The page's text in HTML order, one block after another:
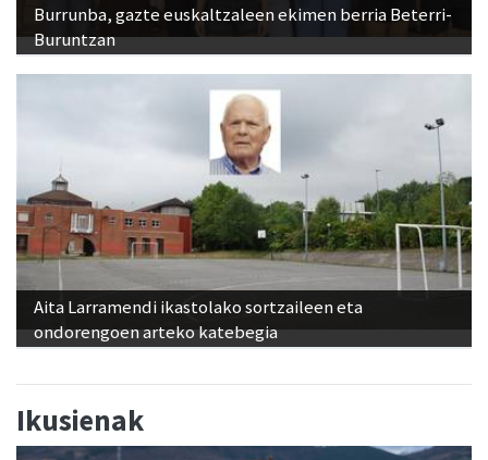
Burrunba, gazte euskaltzaleen ekimen berria Beterri-
Buruntzan
Aita Larramendi ikastolako sortzaileen eta
ondorengoen arteko katebegia
Ikusienak